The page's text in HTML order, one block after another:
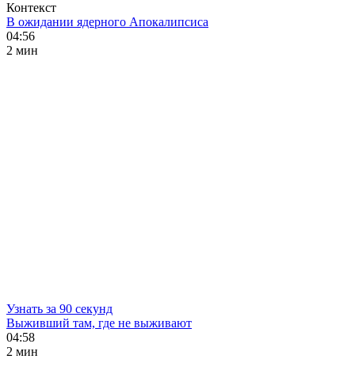
Контекст
В ожидании ядерного Апокалипсиса
04:56
2 мин
Узнать за 90 секунд
Выживший там, где не выживают
04:58
2 мин